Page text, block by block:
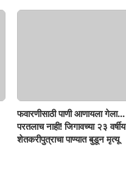
फवारणीसाठी पाणी आणायला
परतलाच नाही! जिगावच्या २३ वर्षीय
शेतकरीपुत्राचा पाण्यात बुडून मृत्यू